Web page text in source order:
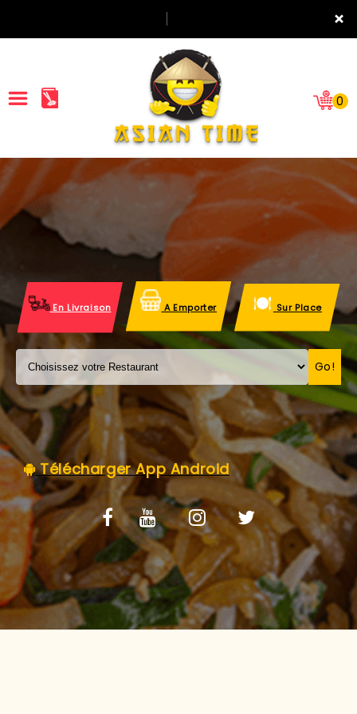
×
ACCUEIL
LA CARTE
VOS AVIS
MENTIONS LÉGALES
C.G.V
0
En Livraison A Emporter Sur Place
Go!
Télécharger App Android